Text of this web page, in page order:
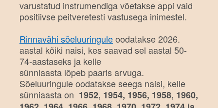
varustatud instrumendiga võetakse appi vaid
positiivse peitveretesti vastusega inimestel.
Rinnavähi sõeluuringuleoodatakse 2026.
aastal kõiki naisi, kes saavad sel aastal 50-
74-aastaseks ja kelle
sünniaasta lõpeb paaris arvuga.
Sõeluuringule oodatakse seega naisi, kelle
sünniaasta on 1952, 1954, 1956, 1958, 1960,